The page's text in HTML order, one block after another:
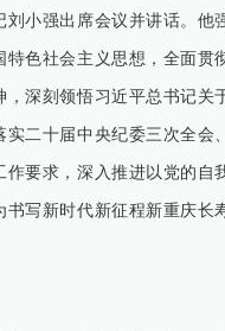
小强出席会议并讲话。他
特色社会主义思想，全面贯
，深刻领悟习近平总书记关
实二十届中央纪委三次全会
作要求，深入推进以党的自
书写新时代新征程新重庆长